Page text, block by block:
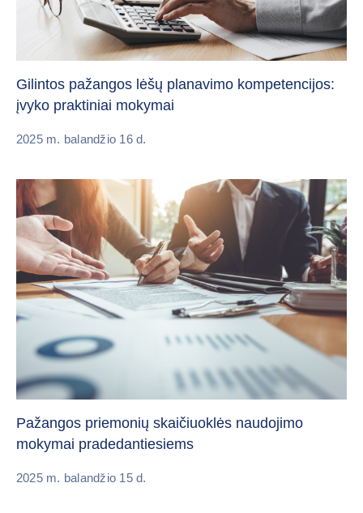
Gilintos pažangos lėšų planavimo kompetencijos:
įvyko praktiniai mokymai
2025 m. balandžio 16 d.
Pažangos priemonių skaičiuoklės naudojimo
mokymai pradedantiesiems
2025 m. balandžio 15 d.